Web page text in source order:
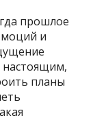
прошлое
и
настоящим,
планы